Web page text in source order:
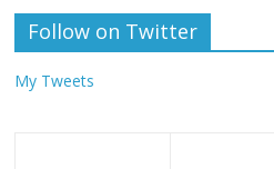
Follow on Twitter
My Tweets